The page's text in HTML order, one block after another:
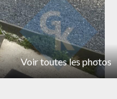
Voir toutes les photos